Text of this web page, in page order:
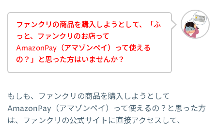
ファンクリの商品を購入しようとして、「ふ
っと、ファンクリのお店って
AmazonPay（アマゾンペイ）って使える
の？」と思った方はいませんか？
もしも、ファンクリの商品を購入しようとして
AmazonPay（アマゾンペイ）って使えるの？と思った方
は、ファンクリの公式サイトに直接アクセスして、